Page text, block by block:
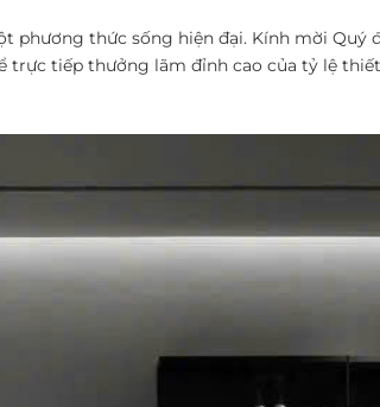
thức sống hiện đại. Kính mời Quý
trực tiếp thưởng lãm đỉnh cao của tỷ lệ